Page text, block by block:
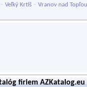
- Veľký Krtíš - Vranov nad Topľou
firiem AZKatalog.eu